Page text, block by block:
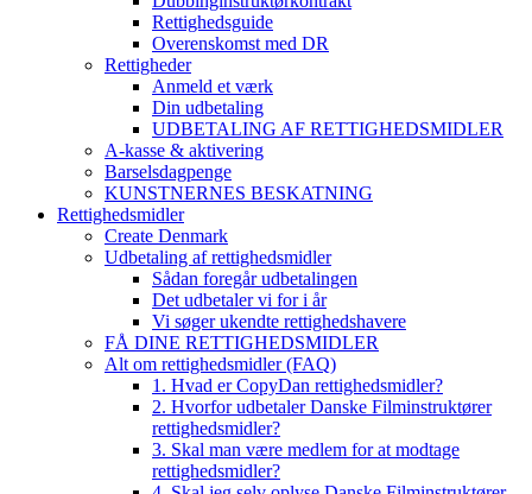
Rettighedsguide
Overenskomst med DR
Rettigheder
Anmeld et værk
Din udbetaling
UDBETALING AF RETTIGHEDSMIDLER
A-kasse & aktivering
Barselsdagpenge
KUNSTNERNES BESKATNING
Rettighedsmidler
Create Denmark
Udbetaling af rettighedsmidler
Sådan foregår udbetalingen
Det udbetaler vi for i år
Vi søger ukendte rettighedshavere
FÅ DINE RETTIGHEDSMIDLER
Alt om rettighedsmidler (FAQ)
1. Hvad er CopyDan rettighedsmidler?
2. Hvorfor udbetaler Danske Filminstruktører
rettighedsmidler?
3. Skal man være medlem for at modtage
rettighedsmidler?